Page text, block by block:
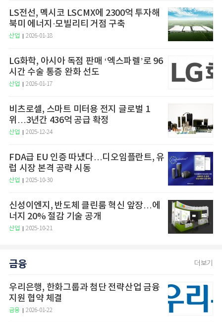
LS전선, 멕시코 LSCMX에 2300억 투자해
북미 에너지·모빌리티 거점 구축
산업 2026-01-18
LG화학, 아시아 독점 판매 ‘엑스파렐’로 96
시간 수술 통증 완화 선도
산업 2026-01-17
비츠로셀, 스마트 미터용 전지 글로벌 1
위…3년간 436억 공급 확정
산업 2025-12-24
FDA급 EU 인증 따냈다…디오임플란트, 유
럽 시장 본격 공략 시동
산업 2025-10-30
신성이엔지, 반도체 클린룸 혁신 앞장…에
너지 20% 절감 기술 공개
산업 2025-10-21
금융 더보기
우리은행, 한화그룹과 첨단 전략산업 금융
지원 협약 체결
금융 2026-01-22